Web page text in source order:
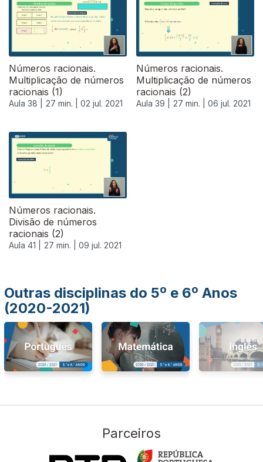
Números racionais.
Multiplicação de números
racionais (1)
Aula 38 | 27 min. | 02 jul. 2021
Números racionais.
Multiplicação de números
racionais (2)
Aula 39 | 27 min. | 06 jul. 2021
Números racionais.
Divisão de números
racionais (2)
Aula 41 | 27 min. | 09 jul. 2021
556626
Outras disciplinas do 5º e 6º Anos
(2020-2021)
Parceiros